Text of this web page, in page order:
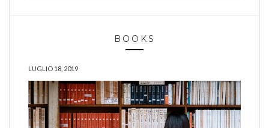
BOOKS
LUGLIO 18, 2019